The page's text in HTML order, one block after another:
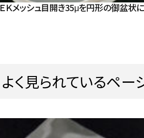
Ｋメッシュ目開き35μを円形の御盆状
よく見られているペー